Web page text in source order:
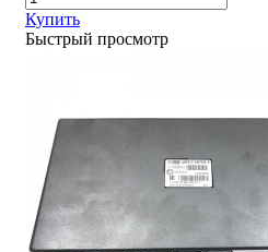
Купить
Быстрый просмотр